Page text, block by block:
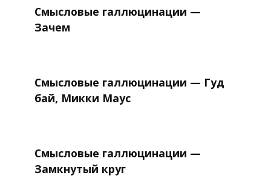
Смысловые галлюцинации —
Зачем
Смысловые галлюцинации — Гуд
бай, Микки Маус
Смысловые галлюцинации —
Замкнутый круг